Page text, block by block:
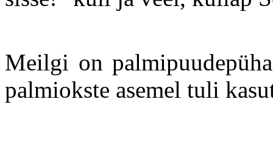
Meilgi on
palmiokste asemel tuli